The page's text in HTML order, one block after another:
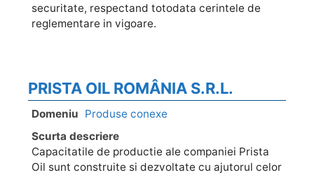
securitate, respectand totodata cerintele de
reglementare in vigoare.
PRISTA OIL ROMÂNIA S.R.L.
Domeniu Produse conexe
Scurta descriere
Capacitatile de productie ale companiei Prista
Oil sunt construite si dezvoltate cu ajutorul celor